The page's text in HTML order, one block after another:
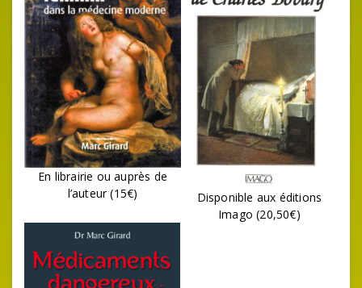
En librairie ou auprès de
l’auteur (15€)
Disponible aux éditions
Imago (20,50€)